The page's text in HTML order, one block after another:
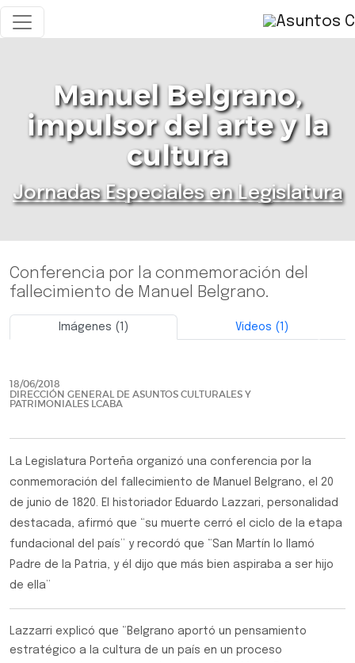
Manuel Belgrano,
impulsor del arte y la
cultura
Jornadas Especiales en Legislatura
Conferencia por la conmemoración del
fallecimiento de Manuel Belgrano.
Imágenes (1) Videos (1)
18/06/2018
DIRECCIÓN GENERAL DE ASUNTOS CULTURALES Y
PATRIMONIALES LCABA
La Legislatura Porteña organizó una conferencia por la
conmemoración del fallecimiento de Manuel Belgrano, el 20
de junio de 1820. El historiador Eduardo Lazzari, personalidad
destacada, afirmó que “su muerte cerró el ciclo de la etapa
fundacional del país” y recordó que “San Martín lo llamó
Padre de la Patria, y él dijo que más bien aspiraba a ser hijo
de ella”
Lazzarri explicó que “Belgrano aportó un pensamiento
estratégico a la cultura de un país en un proceso